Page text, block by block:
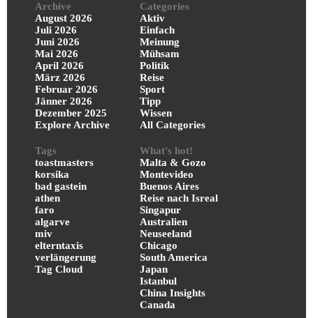
Archive
August 2026
Juli 2026
Juni 2026
Mai 2026
April 2026
März 2026
Februar 2026
Jänner 2026
Dezember 2025
Explore Archive
Categories
Aktiv
Einfach
Meinung
Mühsam
Politik
Reise
Sport
Tipp
Wissen
All Categories
Tags
toastmasters
korsika
bad gastein
athen
faro
algarve
miv
elterntaxis
verlängerung
Tag Cloud
What's hot!
Malta & Gozo
Montevideo
Buenos Aires
Reise nach Isreal
Singapur
Australien
Neuseeland
Chicago
South America
Japan
Istanbul
China Insights
Canada